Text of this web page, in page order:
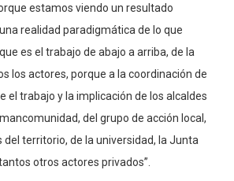
estamos viendo un resultado
realidad paradigmática de lo que
es el trabajo de abajo a arriba, de la
los actores, porque a la coordinación de
el trabajo y la implicación de los alcaldes
del grupo de acción local,
del territorio, de la universidad, la Junta
otros actores privados”.